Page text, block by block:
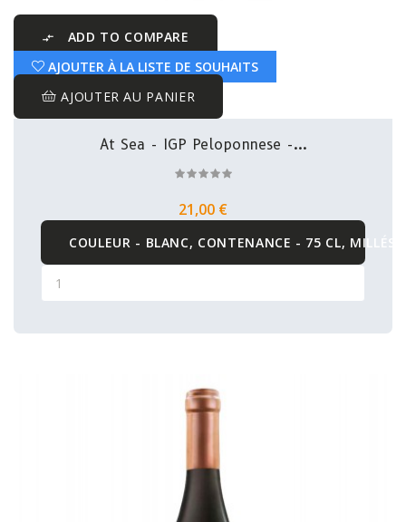

ADD TO COMPARE
AJOUTER À LA LISTE DE SOUHAITS
AJOUTER AU PANIER
At Sea - IGP Peloponnese -...
21,00 €
COULEUR - BLANC, CONTENANCE - 75 CL,